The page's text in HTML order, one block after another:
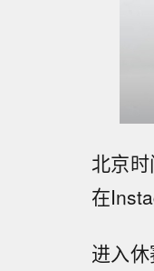
北京
在
进入